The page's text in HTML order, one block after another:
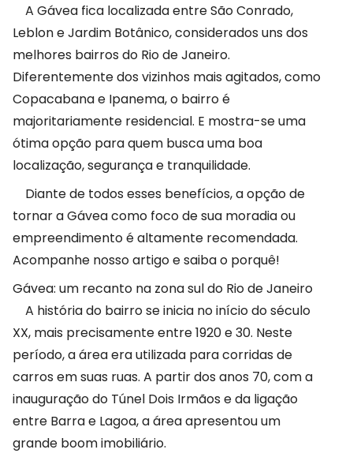
A Gávea fica localizada entre São Conrado,
Leblon e Jardim Botânico, considerados uns dos
melhores bairros do Rio de Janeiro.
Diferentemente dos vizinhos mais agitados, como
Copacabana e Ipanema, o bairro é
majoritariamente residencial. E mostra-se uma
ótima opção para quem busca uma boa
localização, segurança e tranquilidade.
Diante de todos esses benefícios, a opção de
tornar a Gávea como foco de sua moradia ou
empreendimento é altamente recomendada.
Acompanhe nosso artigo e saiba o porquê!
Gávea: um recanto na zona sul do Rio de Janeiro
A história do bairro se inicia no início do século
XX, mais precisamente entre 1920 e 30. Neste
período, a área era utilizada para corridas de
carros em suas ruas. A partir dos anos 70, com a
inauguração do Túnel Dois Irmãos e da ligação
entre Barra e Lagoa, a área apresentou um
grande boom imobiliário.